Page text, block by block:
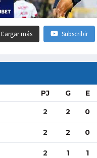
Cargar más Subscribir
PJ G E
2 2 0
2 2 0
2 1 1